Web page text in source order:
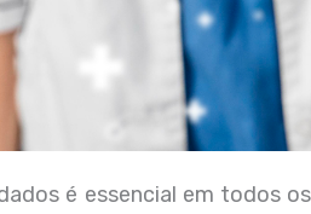
é essencial em todos